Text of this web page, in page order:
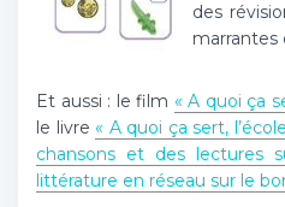
des
marrantes
Et aussi : le film « A quoi ça
le livre « A quoi ça sert,
chansons et des lectures
littérature en réseau sur le